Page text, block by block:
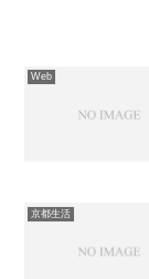
Web
京都生活